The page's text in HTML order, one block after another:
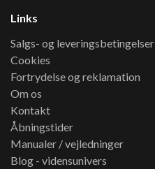
Links
Salgs- og leveringsbetingelser
Cookies
Fortrydelse og reklamation
Om os
Kontakt
Åbningstider
Manualer / vejledninger
Blog - vidensunivers